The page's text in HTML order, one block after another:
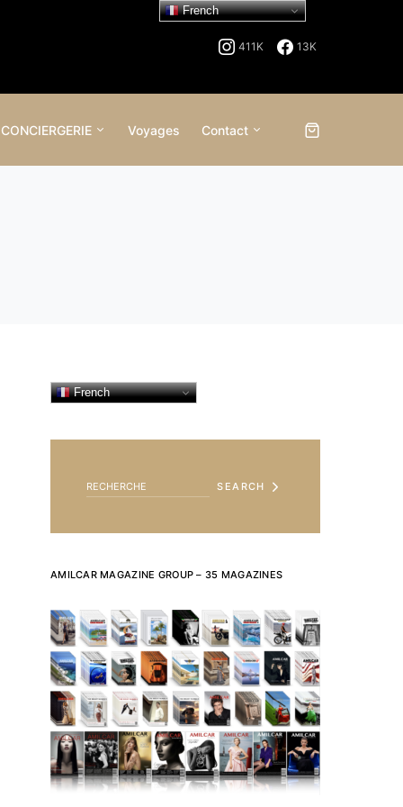
411K 13K
Voyages Contact
French
SEARCH
AMILCAR MAGAZINE GROUP – 35 MAGAZINES
French